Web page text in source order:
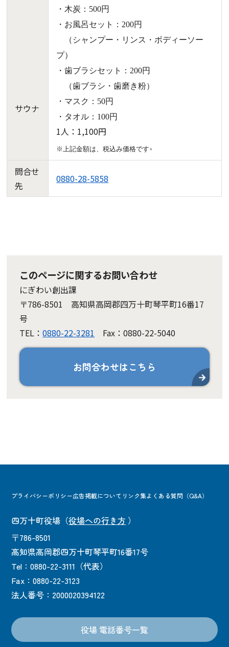
サウナ
・木炭：500円
・お風呂セット：200円
（シャンプー・リンス・ボディーソー
プ）
・歯ブラシセット：200円
（歯ブラシ・歯磨き粉）
・マスク：50円
・タオル：100円
1人：1,100円
※上記金額は、税込み価格です 。
問合せ
先
0880-28-5858
このページに関するお問い合わせ
にぎわい創出課
〒786-8501 高知県高岡郡四万十町琴平町16番17
号
TEL：0880-22-3281 Fax：0880-22-5040
お問合わせはこちら
プライバシーポリシー広告掲載について リンク集よくある質問（Q&A）
四万十町役場 （役場への行き方 ）
〒786-8501
高知県高岡郡四万十町琴平町16番17号
Tel：0880-22-3111（代表）
Fax：0880-22-3123
法人番号：2000020394122
役場 電話番号一覧